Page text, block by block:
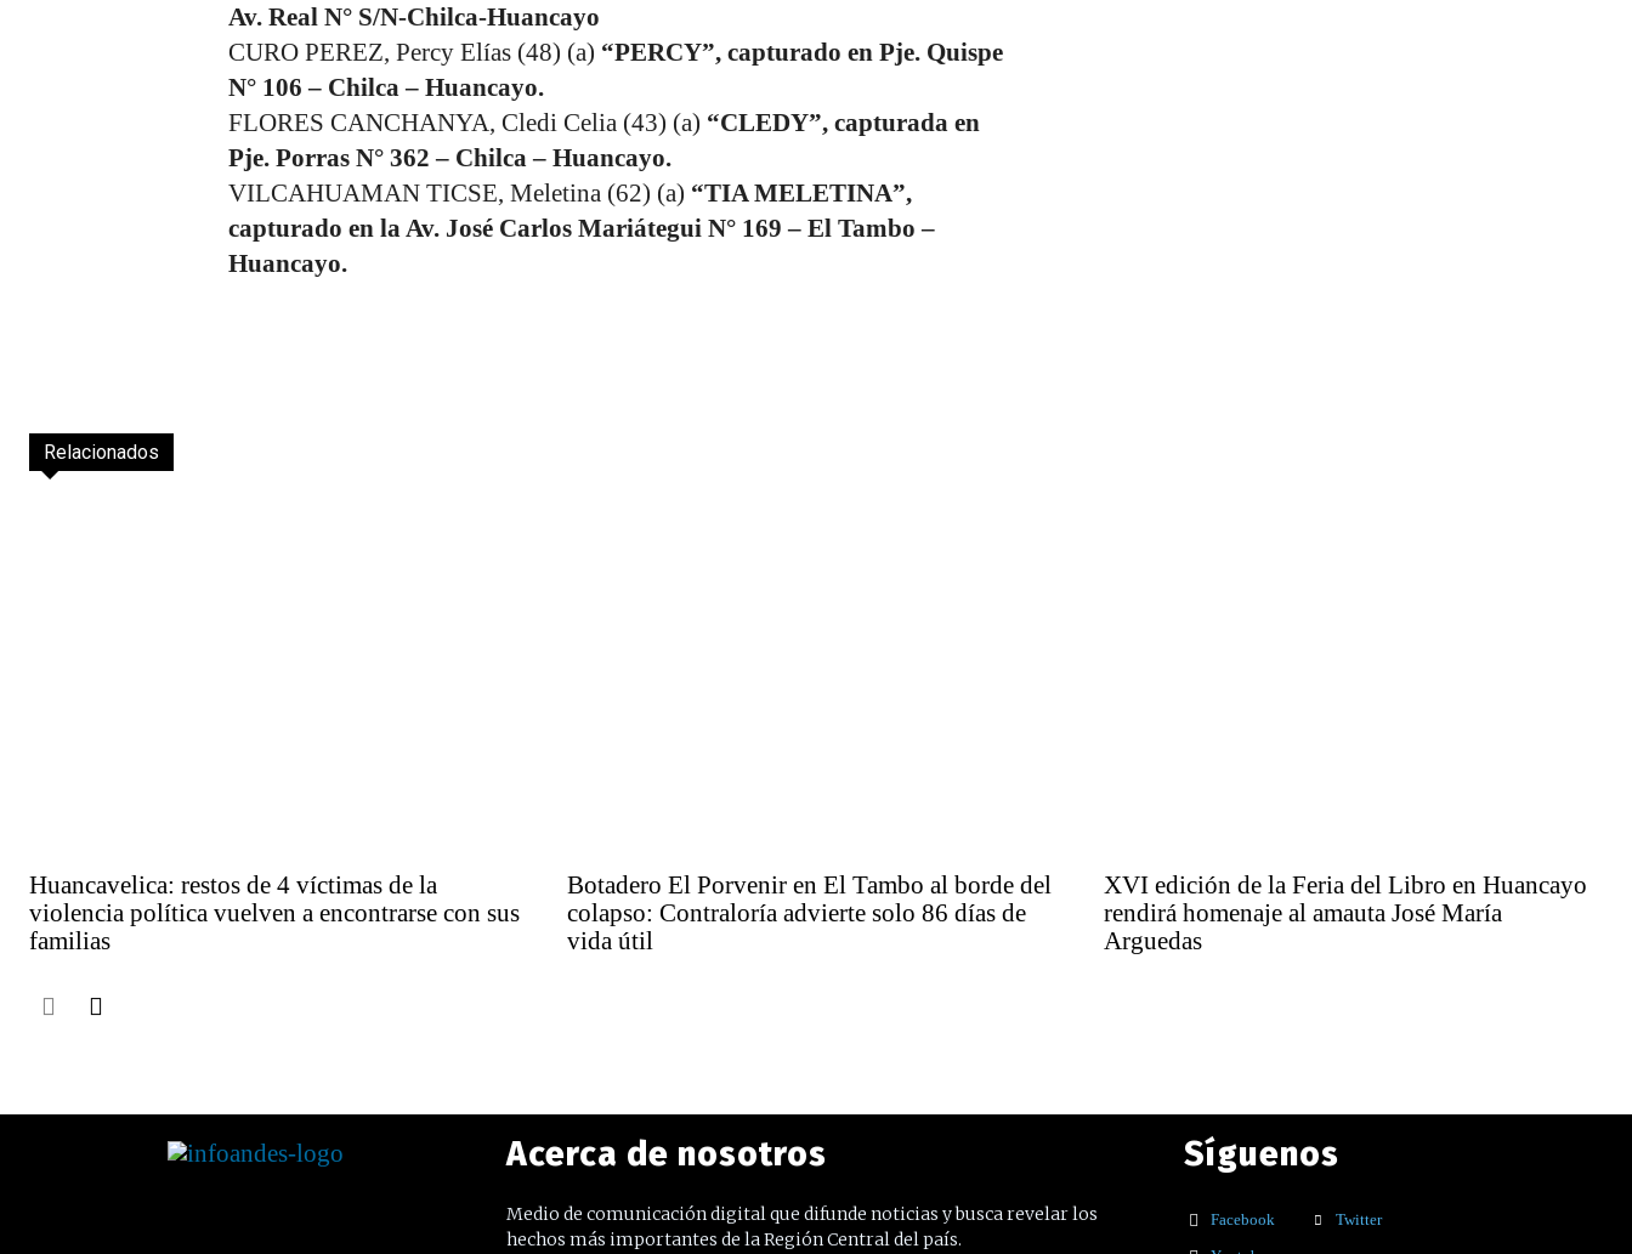
Av. Real N° S/N-Chilca-Huancayo
CURO PEREZ, Percy Elías (48) (a) “PERCY”, capturado en Pje. Quispe
N° 106 – Chilca – Huancayo.
FLORES CANCHANYA, Cledi Celia (43) (a) “CLEDY”, capturada en
Pje. Porras N° 362 – Chilca – Huancayo.
VILCAHUAMAN TICSE, Meletina (62) (a) “TIA MELETINA”,
capturado en la Av. José Carlos Mariátegui N° 169 – El Tambo –
Huancayo.
Relacionados
Huancavelica: restos de 4 víctimas de la
violencia política vuelven a encontrarse con sus
familias
Botadero El Porvenir en El Tambo al borde del
colapso: Contraloría advierte solo 86 días de
vida útil
XVI edición de la Feria del Libro en Huancayo
rendirá homenaje al amauta José María
Arguedas
Acerca de nosotros
Medio de comunicación digital que difunde noticias y busca revelar los
hechos más importantes de la Región Central del país.
Síguenos
Facebook
Twitter